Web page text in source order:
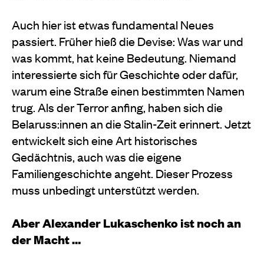
Auch hier ist etwas fundamental Neues
passiert. Früher hieß die Devise: Was war und
was kommt, hat keine Bedeutung. Niemand
interessierte sich für Geschichte oder dafür,
warum eine Straße einen bestimmten Namen
trug. Als der Terror anfing, haben sich die
Belaruss:innen an die Stalin-Zeit erinnert. Jetzt
entwickelt sich eine Art historisches
Gedächtnis, auch was die eigene
Familiengeschichte angeht. Dieser Prozess
muss unbedingt unterstützt werden.
Aber Alexander Lukaschenko ist noch an
der Macht …